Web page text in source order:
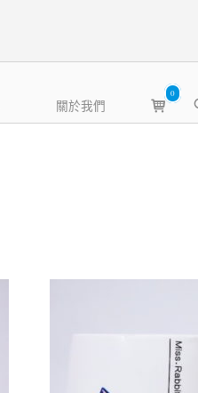
關於我們
View
shopping
0